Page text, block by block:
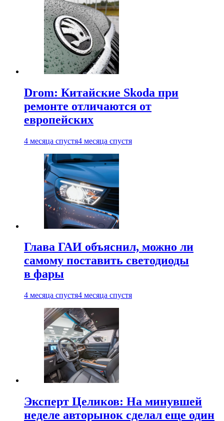
Drom: Китайские Skoda при
ремонте отличаются от
европейских
4 месяца спустя4 месяца спустя
Глава ГАИ объяснил, можно ли
самому поставить светодиоды
в фары
4 месяца спустя4 месяца спустя
Эксперт Целиков: На минувшей
неделе авторынок сделал еще один